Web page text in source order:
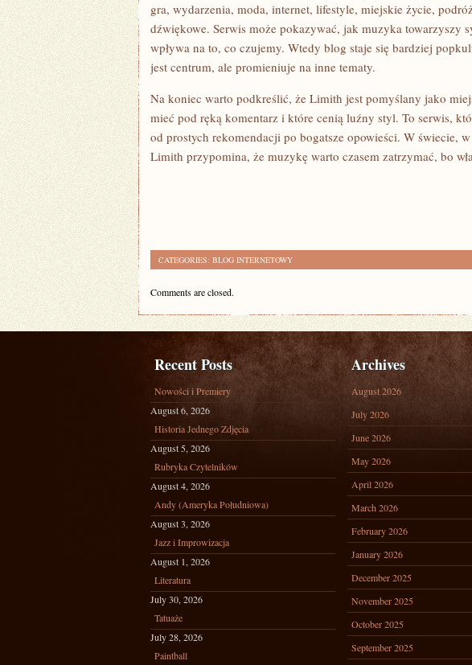
gra, wydarzenia, moda, internet, lifestyle, miejskie życie,
dźwiękowe. Serwis może pokazywać, jak muzyka towarzyszy
wpływa na to, co czujemy. Wtedy blog staje się bardziej
jest centrum, ale promieniuje na inne tematy.
Na koniec warto podkreślić, że Limith jest pomyślany jako
mieć pod ręką komentarz i które cenią luźny styl. To serwis,
od prostych rekomendacji po bogatsze opowieści. W świecie,
Limith przypomina, że muzykę warto czasem zatrzymać, bo
CATEGORIES: BLOG INTERNETOWY
Comments are closed.
Recent Posts
Nowości i Premiery
August 6, 2026
Historia Jednego Zdjęcia
August 5, 2026
Rubryka Czytelników
August 4, 2026
Andy (Ameryka Południowa)
August 3, 2026
Jazz i Improwizacja
August 1, 2026
Literatura
July 30, 2026
Tatuaże
July 28, 2026
Paintball
Archives
August 2026
July 2026
June 2026
May 2026
April 2026
March 2026
February 2026
January 2026
December 2025
November 2025
October 2025
September 2025